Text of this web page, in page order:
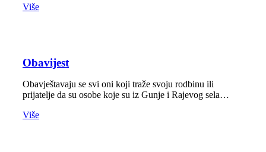
Više
Obavijest
Obavještavaju se svi oni koji traže svoju rodbinu ili
prijatelje da su osobe koje su iz Gunje i Rajevog sela…
Više